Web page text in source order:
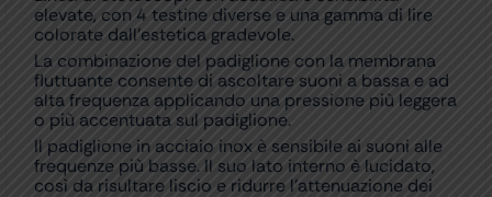
elevate, con 4 testine diverse e una gamma di lire
colorate dall’estetica gradevole.
La combinazione del padiglione con la membrana
fluttuante consente di ascoltare suoni a bassa e ad
alta frequenza applicando una pressione più leggera
o più accentuata sul padiglione.
Il padiglione in acciaio inox è sensibile ai suoni alle
frequenze più basse. Il suo lato interno è lucidato,
così da risultare liscio e ridurre l’attenuazione dei